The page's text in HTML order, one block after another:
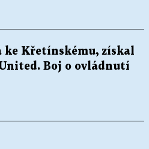
ke Křetínskému, získal
Boj o ovládnutí